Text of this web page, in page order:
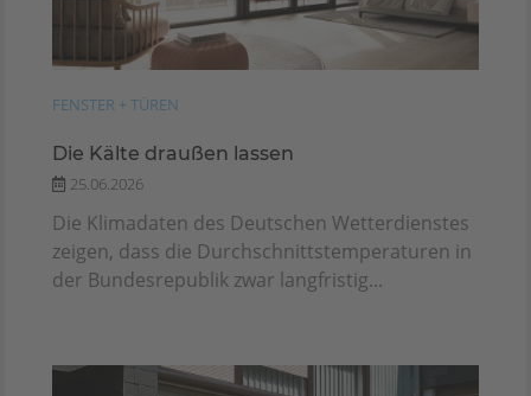
FENSTER + TÜREN
Die Kälte draußen lassen
25.06.2026
Die Klimadaten des Deutschen Wetterdienstes
zeigen, dass die Durchschnittstemperaturen in
der Bundesrepublik zwar langfristig...